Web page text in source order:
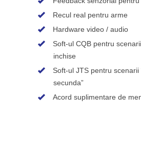
Recul real pentru arme
Hardware video / audio
Soft-ul CQB pentru
inchise
Soft-ul JTS pentru scenarii
secunda”
Acord suplimentare de